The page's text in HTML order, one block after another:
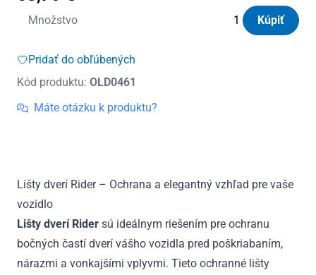
Množstvo
množstvo
dverí
Honda
HR-
Kúpiť
Pridať do obľúbených
Kód produktu: OLD0461
Máte otázku k produktu?
Lišty dverí Rider – Ochrana a elegantný vzhľad pre vaše
vozidlo
Lišty dverí Rider sú ideálnym riešením pre ochranu
bočných častí dverí vášho vozidla pred poškriabaním,
nárazmi a vonkajšími vplyvmi. Tieto ochranné lišty